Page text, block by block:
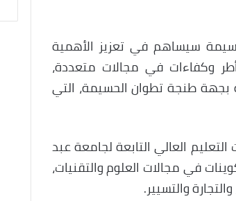
سيساهم في تعزيز الأهمية
وكفاءات في مجالات متعددة،
بجهة طنجة تطوان الحسيمة، التي
العالي التابعة لجامعة عبد
في مجالات العلوم والتقنيات،
والتسيير.